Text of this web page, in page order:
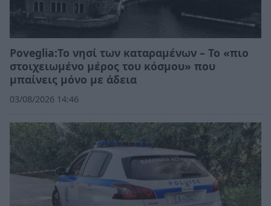
Poveglia:Το νησί των καταραμένων – Το «πιο
στοιχειωμένο μέρος του κόσμου» που
μπαίνεις μόνο με άδεια
03/08/2026 14:46